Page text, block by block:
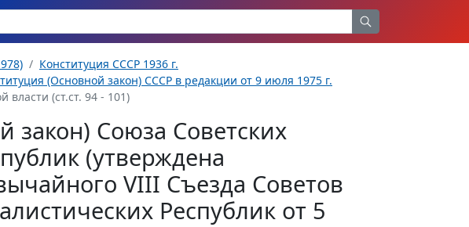
Конституция СССР 1936 г.
(Основной закон) СССР в редакции от 9 июля 1975 г.
власти (ст.ст. 94 - 101)
закон) Союза Советских
(утверждена
VIII Съезда Советов
Республик от 5